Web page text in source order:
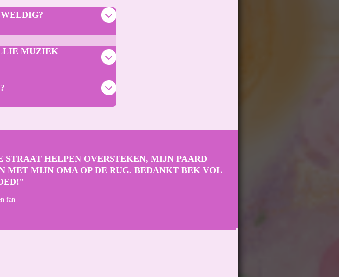
MUZIEK
HELPEN OVERSTEKEN, MIJN PAARD
MET MIJN OMA OP DE RUG. BEDANKT BEK VOL
fan